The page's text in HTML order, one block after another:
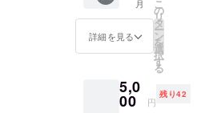
月
詳細を見る
こ
の
リ
タ
ー
ン
を
選
択
す
る
5,0
00 円
残り42